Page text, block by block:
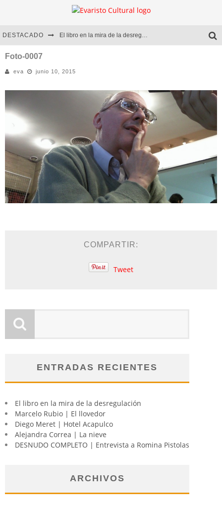
DESTACADO El libro en la mira de la desregulación
Diego Meret | Hotel Acapulco
Alejandra Correa | La nieve
Foto-0007
eva junio 10, 2015
COMPARTIR:
Tweet
ENTRADAS RECIENTES
El libro en la mira de la desregulación
Marcelo Rubio | El llovedor
Diego Meret | Hotel Acapulco
Alejandra Correa | La nieve
DESNUDO COMPLETO | Entrevista a Romina Pistolas
ARCHIVOS